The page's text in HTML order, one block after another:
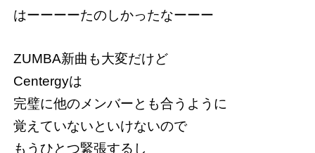
はーーーーたのしかったなーーー
ZUMBA新曲も大変だけど
Centergyは
完璧に他のメンバーとも合うように
覚えていないといけないので
もうひとつ緊張するし